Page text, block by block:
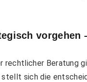
vorgehen
rechtlicher Beratung
sich die